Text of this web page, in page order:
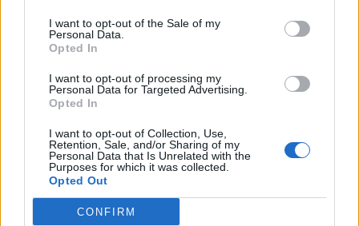
I want to opt-out of the Sale of my
Personal Data.
Opted In
I want to opt-out of processing my
Personal Data for Targeted Advertising.
Opted In
I want to opt-out of Collection, Use,
Retention, Sale, and/or Sharing of my
Personal Data that Is Unrelated with the
Purposes for which it was collected.
Opted Out
CONFIRM